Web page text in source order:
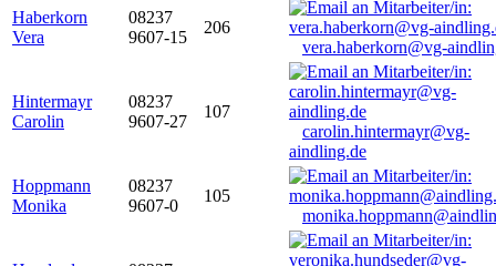
Haberkorn
Vera
08237
9607-15
206
vera.haberkorn@vg-
Hintermayr
Carolin
08237
9607-27
107
carolin.hintermayr@vg-
aindling.de
Hoppmann
Monika
08237
9607-0
105